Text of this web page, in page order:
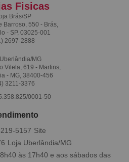
Fisicas
Brás/SP
Barroso, 550 - Brás,
- SP, 03025-001
2697-2888
MG
Vilela, 619 - Martins,
- MG, 38400-456
3211-3376
0001-50
5157
às 17h40 e aos sábados das